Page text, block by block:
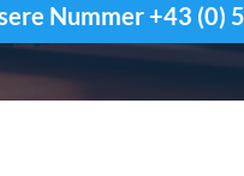
Nummer +43 (0)